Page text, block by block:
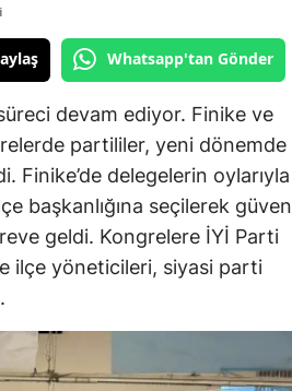
Whatsapp'tan Gönder
devam ediyor. Finike ve
partililer, yeni dönemde
Finike’de delegelerin oylarıyla
başkanlığına seçilerek güven
geldi. Kongrelere İYİ Parti
ilçe yöneticileri, siyasi parti